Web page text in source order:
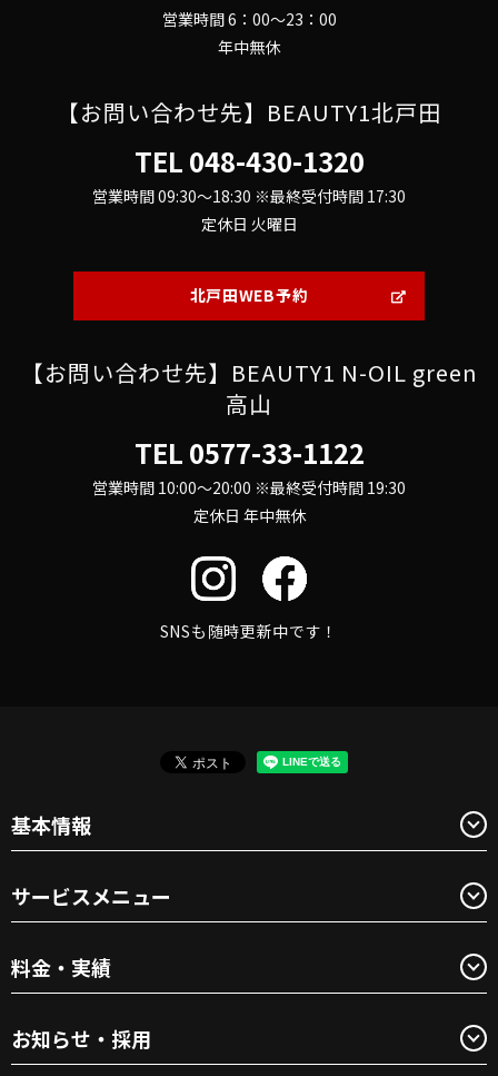
営業時間 6：00～23：00
年中無休
【お問い合わせ先】BEAUTY1北戸田
TEL 048-430-1320
営業時間 09:30～18:30 ※最終受付時間 17:30
定休日 火曜日
北戸田WEB予約
【お問い合わせ先】BEAUTY1 N-OIL green
高山
TEL 0577-33-1122
営業時間 10:00～20:00 ※最終受付時間 19:30
定休日 年中無休
SNSも随時更新中です！
基本情報
サービスメニュー
料金・実績
お知らせ・採用